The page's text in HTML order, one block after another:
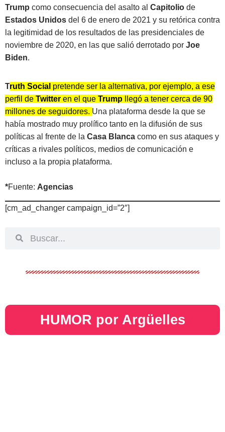
Trump como consecuencia del asalto al Capitolio de
Estados Unidos del 6 de enero de 2021 y su retórica contra
la legitimidad de los resultados de las presidenciales de
noviembre de 2020, en las que salió derrotado por Joe
Biden.
Truth Social pretende ser la alternativa, por ejemplo, a ese
perfil de Twitter en el que Trump
llegó a tener cerca de 90
millones de seguidores. Una plataforma desde la que se
había mostrado muy prolífico tanto en la difusión de sus
políticas al frente de la Casa Blanca como en sus ataques y
críticas a rivales políticos, medios de comunicación e
incluso a la propia plataforma.
*Fuente: Agencias
[cm_ad_changer campaign_id=”2″]
HUMOR por Argüelles​